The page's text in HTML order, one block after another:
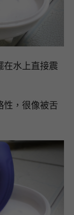
在水上直接震
性，很像被舌